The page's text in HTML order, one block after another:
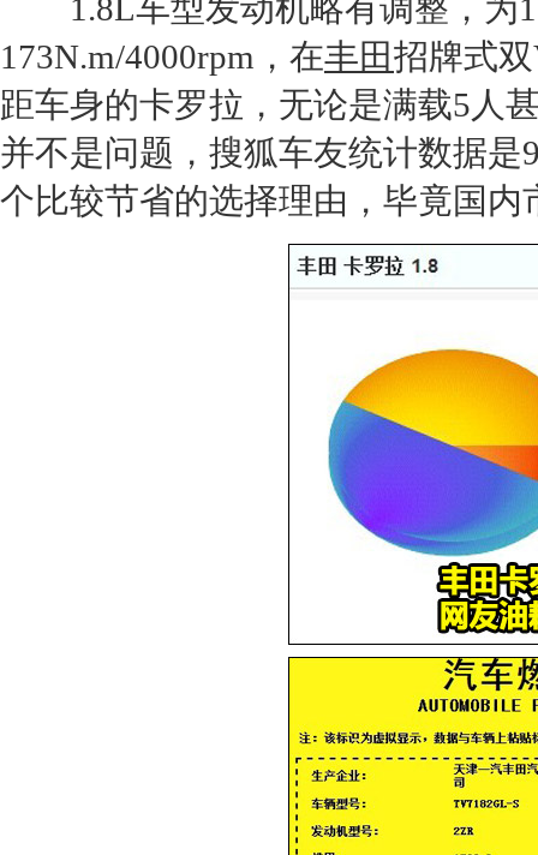
1.8L车型发动机略有调整，为
173N.m/4000rpm，在丰田招牌式
距车身的卡罗拉 ，无论是满载5人
并不是问题，搜狐车友统计数据
个比较节省的选择理由，毕竟国